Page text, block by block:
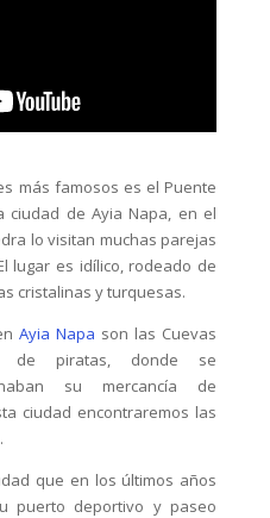
más famosos es el Puente
ciudad de Ayia Napa, en el
lo visitan muchas parejas
lugar es idílico, rodeado de
cristalinas y turquesas.
Ayia Napa son las Cuevas
de piratas, donde se
su mercancía de
ciudad encontraremos las
que en los últimos años
puerto deportivo y paseo